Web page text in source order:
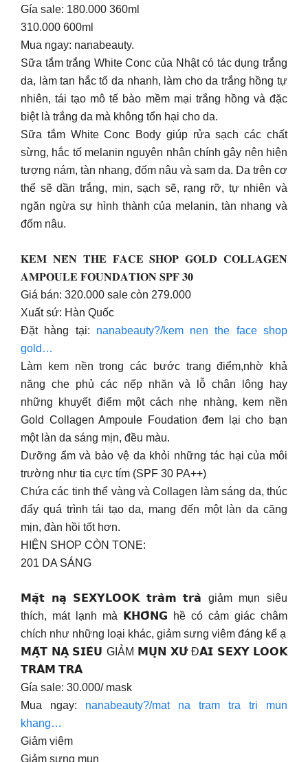
Gía sale: 180.000 360ml
310.000 600ml
Mua ngay: nanabeauty.
Sữa tắm trắng White Conc của Nhật có tác dụng trắng
da, làm tan hắc tố da nhanh, làm cho da trắng hồng tự
nhiên, tái tạo mô tế bào mềm mại trắng hồng và đặc
biệt là trắng da mà không tổn hại cho da.
Sữa tắm White Conc Body giúp rửa sạch các chất
sừng, hắc tố melanin nguyên nhân chính gây nên hiện
tượng nám, tàn nhang, đốm nâu và sạm da. Da trên cơ
thể sẽ dần trắng, mịn, sạch sẽ, rạng rỡ, tự nhiên và
ngăn ngừa sự hình thành của melanin, tàn nhang và
đốm nâu.
𝐊𝐄𝐌 𝐍𝐄̂̀𝐍 𝐓𝐇𝐄 𝐅𝐀𝐂𝐄 𝐒𝐇𝐎𝐏 𝐆𝐎𝐋𝐃 𝐂𝐎𝐋𝐋𝐀𝐆𝐄𝐍
𝐀𝐌𝐏𝐎𝐔𝐋𝐄 𝐅𝐎𝐔𝐍𝐃𝐀𝐓𝐈𝐎𝐍 𝐒𝐏𝐅 𝟑𝟎
Giá bán: 320.000 sale còn 279.000
Xuất sứ: Hàn Quốc
Đặt hàng tại: nanabeauty?/kem nen the face shop
gold…
Làm kem nền trong các bước trang điểm,nhờ khả
năng che phủ các nếp nhăn và lỗ chân lông hay
những khuyết điểm một cách nhẹ nhàng, kem nền
Gold Collagen Ampoule Foudation đem lại cho bạn
một làn da sáng mịn, đều màu.
Dưỡng ẩm và bảo vệ da khỏi những tác hại của môi
trường như tia cực tím (SPF 30 PA++)
Chứa các tinh thể vàng và Collagen làm sáng da, thúc
đẩy quá trình tái tạo da, mang đến một làn da căng
mịn, đàn hồi tốt hơn.
HIỆN SHOP CÒN TONE:
201 DA SÁNG
𝗠𝗮̣̆𝘁 𝗻𝗮̣ 𝗦𝗘𝗫𝗬𝗟𝗢𝗢𝗞 𝘁𝗿𝗮̀𝗺 𝘁𝗿𝗮̀ giảm mụn siêu
thích, mát lạnh mà 𝗞𝗛𝗢̂𝗡𝗚 hề có cảm giác châm
chích như những loại khác, giảm sưng viêm đáng kể ạ
𝗠𝗔̣̆𝗧 𝗡𝗔̣ 𝗦𝗜𝗘̂𝗨 GIẢM 𝗠𝗨̣𝗡 𝗫𝗨̛́ Đ𝗔̀𝗜 𝗦𝗘𝗫𝗬 𝗟𝗢𝗢𝗞
𝗧𝗥𝗔̀𝗠 𝗧𝗥𝗔̀
Gía sale: 30.000/ mask
Mua ngay: nanabeauty?/mat na tram tra tri mun
khang…
Giảm viêm
Giảm sưng mụn